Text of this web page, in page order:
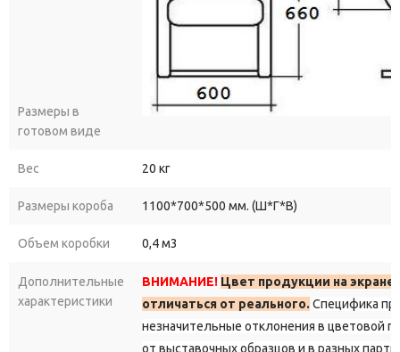
Размеры в
готовом виде
Вес 20 кг
Размеры короба 1100*700*500 мм. (Ш*Г*В)
Объем коробки 0,4 м3
Дополнительные
характеристики
ВНИМАНИЕ! Цвет продукции на
отличаться от реального. Специфика
незначительные отклонения в цветовой
от выставочных образцов и в разных